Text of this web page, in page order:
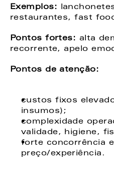
Exemplos:
restaurantes, fast
Pontos fortes: alta
recorrente, apelo
Pontos de atenção:
custos fixos
insumos);
complexidade
validade, higiene,
forte concorrência
preço/experiência.